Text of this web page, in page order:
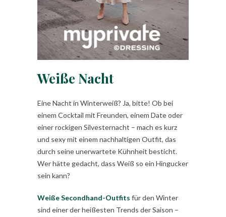
Weiße Nacht
Eine Nacht in Winterweiß? Ja, bitte! Ob bei
einem Cocktail mit Freunden, einem Date oder
einer rockigen Silvesternacht – mach es kurz
und sexy mit einem nachhaltigen Outfit, das
durch seine unerwartete Kühnheit besticht.
Wer hätte gedacht, dass Weiß so ein Hingucker
sein kann?
Weiße Secondhand-Outfits für den Winter
sind einer der heißesten Trends der Saison –